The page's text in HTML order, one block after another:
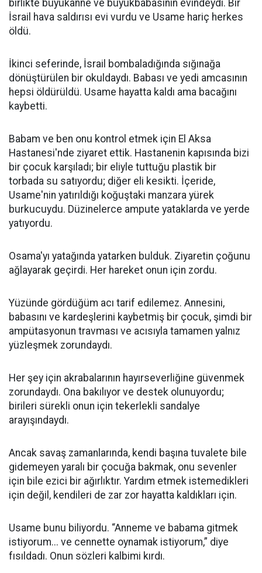
birlikte büyükanne ve büyükbabasının evindeydi. Bir
İsrail hava saldırısı evi vurdu ve Usame hariç herkes
öldü.
İkinci seferinde, İsrail bombaladığında sığınağa
dönüştürülen bir okuldaydı. Babası ve yedi amcasının
hepsi öldürüldü. Usame hayatta kaldı ama bacağını
kaybetti.
Babam ve ben onu kontrol etmek için El Aksa
Hastanesi'nde ziyaret ettik. Hastanenin kapısında bizi
bir çocuk karşıladı; bir eliyle tuttuğu plastik bir
torbada su satıyordu; diğer eli kesikti. İçeride,
Usame'nin yatırıldığı koğuştaki manzara yürek
burkucuydu. Düzinelerce ampute yataklarda ve yerde
yatıyordu.
Osama'yı yatağında yatarken bulduk. Ziyaretin çoğunu
ağlayarak geçirdi. Her hareket onun için zordu.
Yüzünde gördüğüm acı tarif edilemez. Annesini,
babasını ve kardeşlerini kaybetmiş bir çocuk, şimdi bir
ampütasyonun travması ve acısıyla tamamen yalnız
yüzleşmek zorundaydı.
Her şey için akrabalarının hayırseverliğine güvenmek
zorundaydı. Ona bakılıyor ve destek olunuyordu;
birileri sürekli onun için tekerlekli sandalye
arayışındaydı.
Ancak savaş zamanlarında, kendi başına tuvalete bile
gidemeyen yaralı bir çocuğa bakmak, onu sevenler
için bile ezici bir ağırlıktır. Yardım etmek istemedikleri
için değil, kendileri de zar zor hayatta kaldıkları için.
Usame bunu biliyordu. “Anneme ve babama gitmek
istiyorum... ve cennette oynamak istiyorum,” diye
fısıldadı. Onun sözleri kalbimi kırdı.